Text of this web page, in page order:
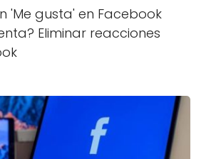
'Me gusta' en Facebook
Eliminar reacciones